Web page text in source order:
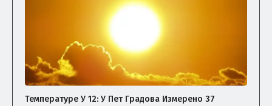
Температуре У 12: У Пет Градова Измерено 37